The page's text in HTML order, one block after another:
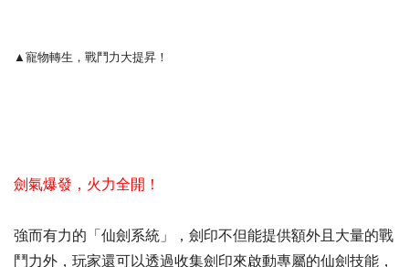
▲寵物轉生，戰鬥力大提昇！
劍氣爆發，火力全開！
強而有力的「仙劍系統」，劍印不但能提供額外且大量的戰
鬥力外，玩家還可以透過收集劍印來啟動專屬的仙劍技能，